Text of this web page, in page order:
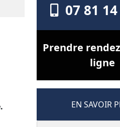
07 81 14
Prendre
ligne
EN SAVOIR